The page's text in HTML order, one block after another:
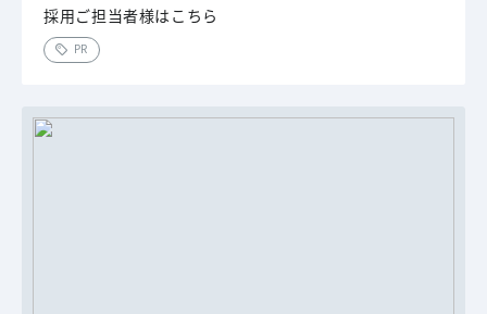
採用ご担当者様はこちら
PR